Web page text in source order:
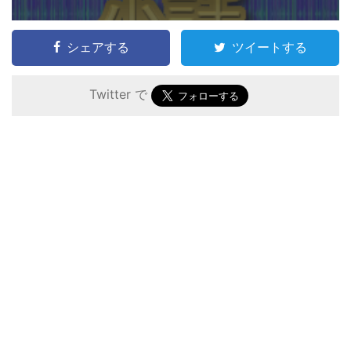
シェアする ツイートする
Twitter で